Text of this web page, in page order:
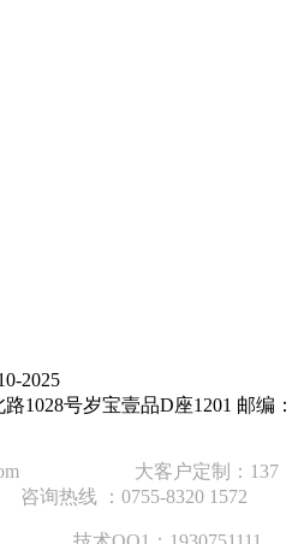
2025
1028号岁宝壹品D座1201 邮编：
大客户定制：137
线 ：0755-8320 1572